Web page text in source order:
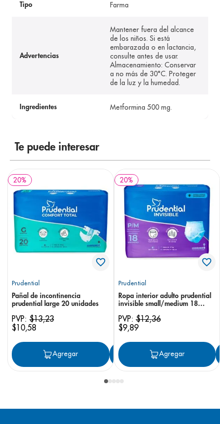
Tipo Farma
Advertencias
Mantener fuera del alcance
de los niños. Si está
embarazada o en lactancia,
consulte antes de usar.
Almacenamiento: Conservar
a no más de 30°C. Proteger
de la luz y la humedad.
Ingredientes Metformina 500 mg.
Te puede interesar
20%
Prudential
Pañal de incontinencia
prudential large 20 unidades
PVP: $13,23
$10,58
Agregar Agregar
20%
Prudential
Ropa interior adulto prudential
invisible small/medium 18
PVP:$12,36
$9,89
Agregar